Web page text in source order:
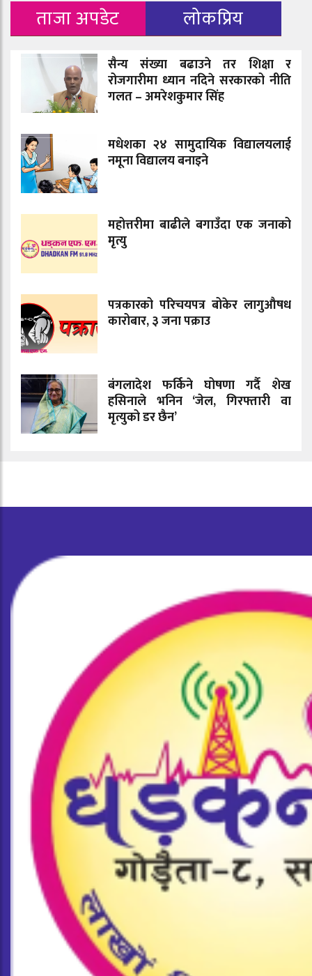
ताजा अपडेट लोकप्रिय
सैन्य संख्या बढाउने तर शिक्षा र
रोजगारीमा ध्यान नदिने सरकारको नीति
गलत – अमरेशकुमार सिंह
मधेशका २४ सामुदायिक विद्यालयलाई
नमूना विद्यालय बनाइने
महोत्तरीमा बाढीले बगाउँदा एक जनाको
मृत्यु
पत्रकारको परिचयपत्र बोकेर लागुऔषध
कारोबार, ३ जना पक्राउ
बंगलादेश फर्किने घोषणा गर्दै शेख
हसिनाले भनिन ‘जेल, गिरफ्तारी वा
मृत्युको डर छैन’